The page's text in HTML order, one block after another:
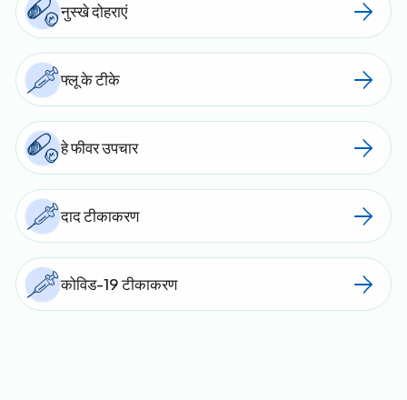
नुस्खे दोहराएं
फ्लू के टीके
हे फीवर उपचार
दाद टीकाकरण
कोविड-19 टीकाकरण